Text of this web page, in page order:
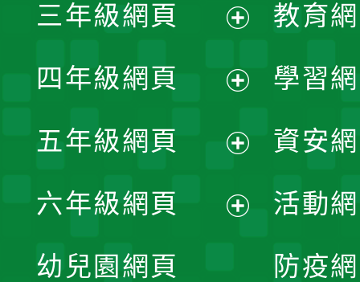
選
單
開
選
單
三年級網頁
開
選
單
四年級網頁
開
選
五年級網頁
開
六年級網頁
幼兒園網頁
教育
學習
資安
活動
防疫